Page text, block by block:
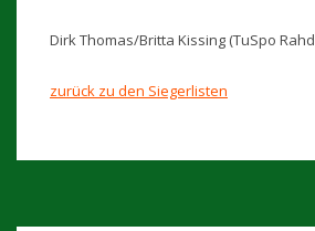
Dirk Thomas/Britta Kissing (TuSpo
zurück zu den Siegerlisten